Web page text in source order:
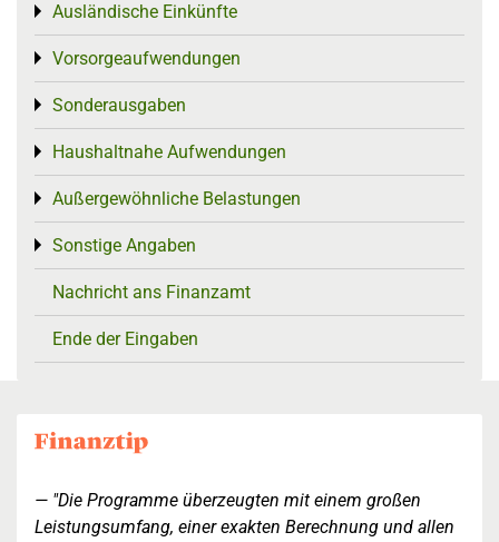
Ausländische Einkünfte
Toggle menu
Vorsorgeaufwendungen
Toggle menu
Sonderausgaben
Toggle menu
Haushaltnahe Aufwendungen
Toggle menu
Außergewöhnliche Belastungen
Toggle menu
Sonstige Angaben
Toggle menu
Nachricht ans Finanzamt
Ende der Eingaben
"Die Programme überzeugten mit einem großen
Leistungsumfang, einer exakten Berechnung und allen